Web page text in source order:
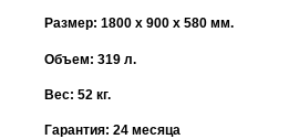
Размер: 1800 x 900 x 580 мм.
Объем: 319 л.
Вес: 52 кг.
Гарантия: 24 месяца